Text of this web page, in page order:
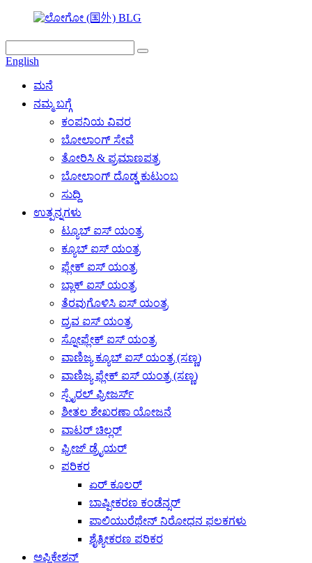
English
ಮನೆ
ನಮ್ಮ ಬಗ್ಗೆ
ಕಂಪನಿಯ ವಿವರ
ಬೋಲಾಂಗ್ ಸೇವೆ
ತೋರಿಸಿ & ಪ್ರಮಾಣಪತ್ರ
ಬೋಲಾಂಗ್ ದೊಡ್ಡ ಕುಟುಂಬ
ಸುದ್ದಿ
ಉತ್ಪನ್ನಗಳು
ಟ್ಯೂಬ್ ಐಸ್ ಯಂತ್ರ
ಕ್ಯೂಬ್ ಐಸ್ ಯಂತ್ರ
ಫ್ಲೇಕ್ ಐಸ್ ಯಂತ್ರ
ಬ್ಲಾಕ್ ಐಸ್ ಯಂತ್ರ
ತೆರವುಗೊಳಿಸಿ ಐಸ್ ಯಂತ್ರ
ದ್ರವ ಐಸ್ ಯಂತ್ರ
ಸ್ನೋಫ್ಲೇಕ್ ಐಸ್ ಯಂತ್ರ
ವಾಣಿಜ್ಯ ಕ್ಯೂಬ್ ಐಸ್ ಯಂತ್ರ (ಸಣ್ಣ)
ವಾಣಿಜ್ಯ ಫ್ಲೇಕ್ ಐಸ್ ಯಂತ್ರ (ಸಣ್ಣ)
ಸ್ಪೈರಲ್ ಫ್ರೀಜರ್ಸ್
ಶೀತಲ ಶೇಖರಣಾ ಯೋಜನೆ
ವಾಟರ್ ಚಿಲ್ಲರ್
ಫ್ರೀಜ್ ಡ್ರೈಯರ್
ಪರಿಕರ
ಏರ್ ಕೂಲರ್
ಬಾಷ್ಪೀಕರಣ ಕಂಡೆನ್ಸರ್
ಪಾಲಿಯುರೆಥೇನ್ ನಿರೋಧನ ಫಲಕಗಳು
ಶೈತ್ಯೀಕರಣ ಪರಿಕರ
ಅಪ್ಲಿಕೇಶನ್